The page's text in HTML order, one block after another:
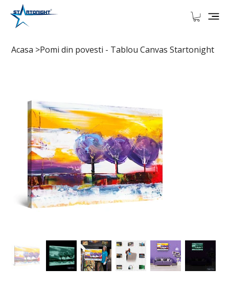
Acasa >Pomi din povesti - Tablou Canvas Startonight